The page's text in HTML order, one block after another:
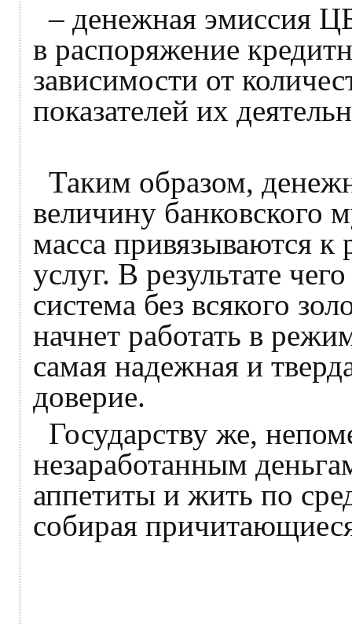
– денежная эмиссия
в распоряжение
зависимости от
показателей их
Таким образом,
величину банковского
масса привязываются к
услуг. В результате
система без всякого
начнет работать в
самая надежная и
доверие.
Государству же,
незаработанным
аппетиты и жить по
собирая